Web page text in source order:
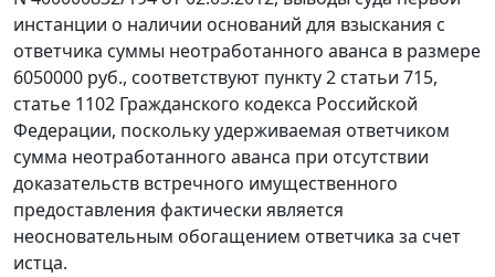
инстанции о наличии оснований для взыскания с
ответчика суммы неотработанного аванса в размере
6050000 руб., соответствуют пункту 2 статьи 715,
статье 1102 Гражданского кодекса Российской
Федерации, поскольку удерживаемая ответчиком
сумма неотработанного аванса при отсутствии
доказательств встречного имущественного
предоставления фактически является
неосновательным обогащением ответчика за счет
истца.